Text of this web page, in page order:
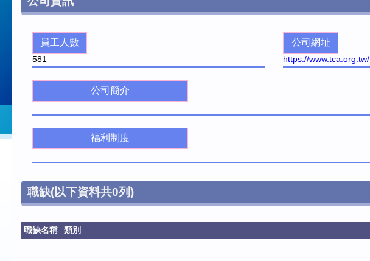
員工人數
581
公司網址
https://www.tca.org.tw/
公司簡介
福利制度
職缺(以下資料共0列)
職缺名稱 類別